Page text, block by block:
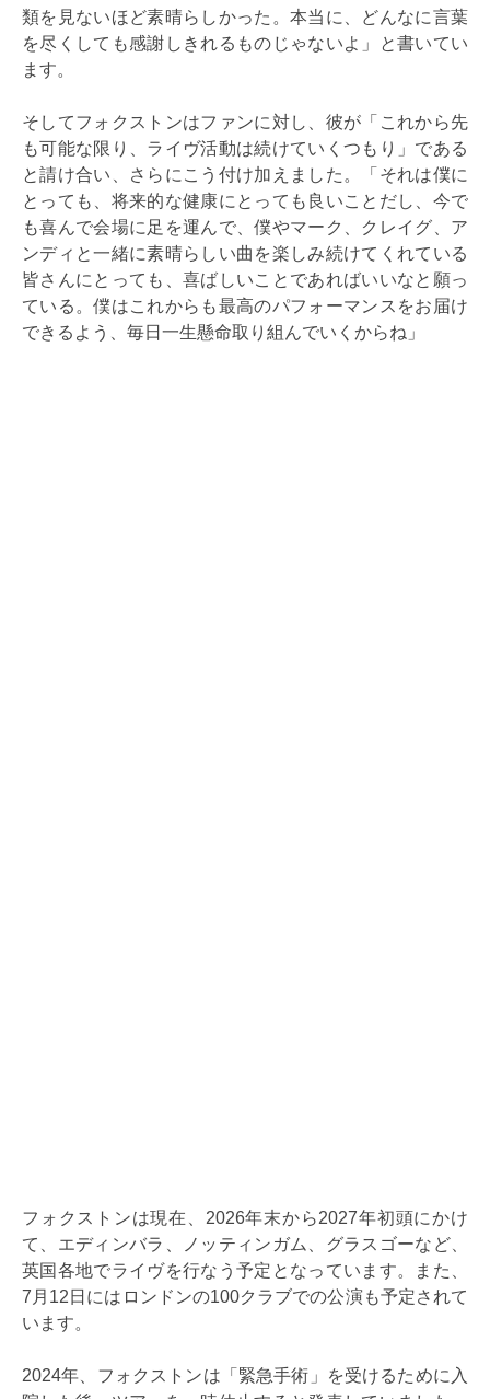
類を見ないほど素晴らしかった。本当に、どんなに言葉
を尽くしても感謝しきれるものじゃないよ」と書いてい
ます。
そしてフォクストンはファンに対し、彼が「これから先
も可能な限り、ライヴ活動は続けていくつもり」である
と請け合い、さらにこう付け加えました。「それは僕に
とっても、将来的な健康にとっても良いことだし、今で
も喜んで会場に足を運んで、僕やマーク、クレイグ、ア
ンディと一緒に素晴らしい曲を楽しみ続けてくれている
皆さんにとっても、喜ばしいことであればいいなと願っ
ている。僕はこれからも最高のパフォーマンスをお届け
できるよう、毎日一生懸命取り組んでいくからね」
フォクストンは現在、2026年末から2027年初頭にかけ
て、エディンバラ、ノッティンガム、グラスゴーなど、
英国各地でライヴを行なう予定となっています。また、
7月12日にはロンドンの100クラブでの公演も予定されて
います。
2024年、フォクストンは「緊急手術」を受けるために入